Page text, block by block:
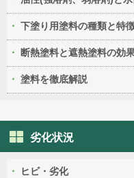
下塗り用塗料の種類と特
断熱塗料と遮熱塗料の効
塗料を徹底解説
劣化状況
ヒビ・劣化